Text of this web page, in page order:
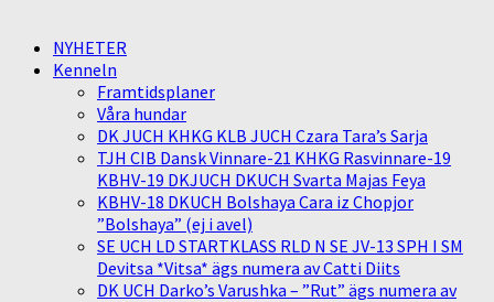
NYHETER
Kenneln
Framtidsplaner
Våra hundar
DK JUCH KHKG KLB JUCH Czara Tara’s Sarja
TJH CIB Dansk Vinnare-21 KHKG Rasvinnare-19
KBHV-19 DKJUCH DKUCH Svarta Majas Feya
KBHV-18 DKUCH Bolshaya Cara iz Chopjor
”Bolshaya” (ej i avel)
SE UCH LD STARTKLASS RLD N SE JV-13 SPH I SM
Devitsa *Vitsa* ägs numera av Catti Diits
DK UCH Darko’s Varushka – ”Rut” ägs numera av